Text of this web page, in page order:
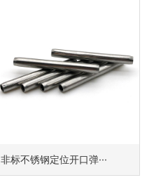
非标不锈钢定位开口弹···